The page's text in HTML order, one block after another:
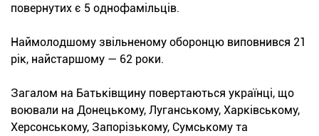
повернутих є 5 однофамільців.
Наймолодшому звільненому оборонцю виповнився 21
рік, найстаршому — 62 роки.
Загалом на Батьківщину повертаються українці, що
воювали на Донецькому, Луганському, Харківському,
Херсонському, Запорізькому, Сумському та